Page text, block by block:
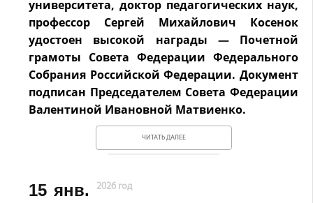
университета, доктор педагогических наук,
профессор Сергей Михайлович Косенок
удостоен высокой награды — Почетной
грамоты Совета Федерации Федерального
Собрания Российской Федерации. Документ
подписан Председателем Совета Федерации
Валентиной Ивановной Матвиенко.
ЧИТАТЬ ДАЛЕЕ
15 янв. 2026 год